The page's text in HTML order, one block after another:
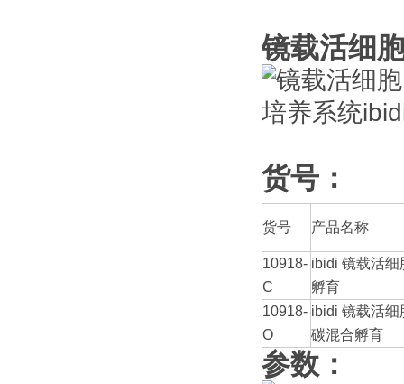
镜载活细
货号：
货号 产品名称
10918-
C
ibidi 镜载活细
孵育
10918-
O
ibidi 镜载活细
碳混合孵育
参数：